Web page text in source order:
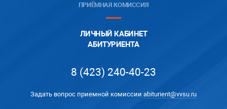
ПРИЁМНАЯ КОМИССИЯ
ЛИЧНЫЙ КАБИНЕТ
АБИТУРИЕНТА
8 (423) 240-40-23
Задать вопрос приемной комиссии abiturient@vvsu.ru